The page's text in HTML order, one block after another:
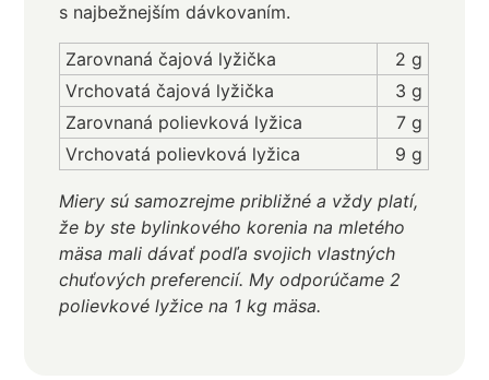
s najbežnejším dávkovaním.
Zarovnaná čajová lyžička
2 g
Vrchovatá čajová lyžička
3 g
Zarovnaná polievková lyžica
7 g
Vrchovatá polievková lyžica
9 g
Miery sú samozrejme približné a vždy platí,
že by ste bylinkového korenia na mletého
mäsa mali dávať podľa svojich vlastných
chuťových preferencií. My odporúčame 2
polievkové lyžice na 1 kg mäsa.